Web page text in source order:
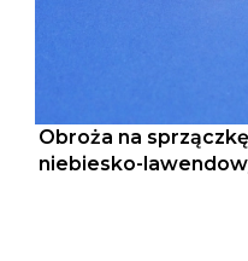
Obroża na
niebiesko-